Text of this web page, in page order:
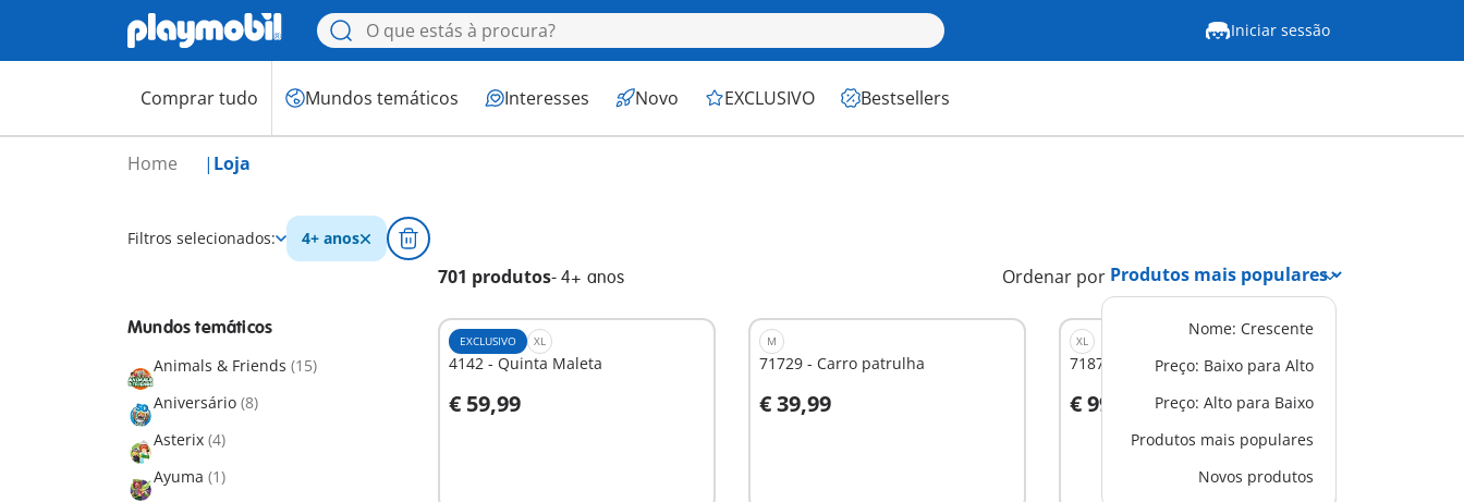
Iniciar sessão
Comprar tudo Mundos temáticos Interesses Novo EXCLUSIVO Bestsellers
Home Loja
Filtros selecionados: 4+ anos
701 produtos- 4+ anos Ordenar por
Nome: Crescente
Preço: Baixo para Alto
Preço: Alto para Baixo
Produtos mais populares
Novos produtos
Mundos temáticos
Animals & Friends (15)
Aniversário (8)
Asterix (4)
Ayuma (1)
EXCLUSIVO XL
4142 - Quinta Maleta
€ 59,99
Ao carrinho
M
71729 - Carro patrulha
€ 39,99
Ao carrinho
XL
71873 - Central da polícia
€ 99,99
Ao carrinho